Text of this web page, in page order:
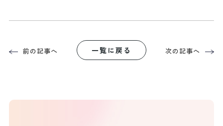
前の記事へ 一覧に戻る 次の記事へ